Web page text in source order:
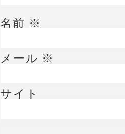
名前 ※
メール ※
サイト